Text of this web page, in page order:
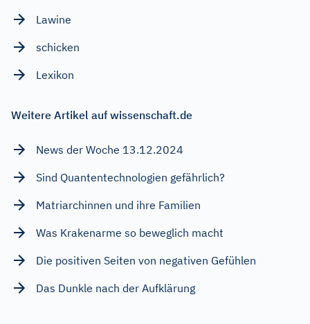
Lawine
schicken
Lexikon
Weitere Artikel auf wissenschaft.de
News der Woche 13.12.2024
Sind Quantentechnologien gefährlich?
Matriarchinnen und ihre Familien
Was Krakenarme so beweglich macht
Die positiven Seiten von negativen Gefühlen
Das Dunkle nach der Aufklärung